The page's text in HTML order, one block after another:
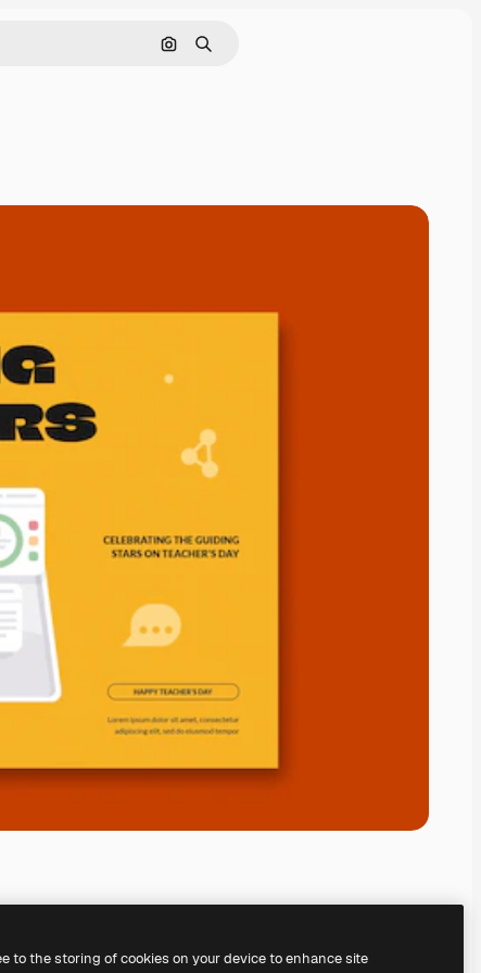
Pesquisar por imagem
Buscar
to the storing of cookies on your device to enhance site